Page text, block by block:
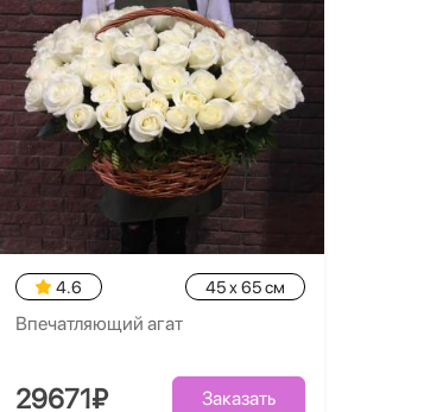
4.6 45 x 65 см
Впечатляющий агат
29671₽ Заказать